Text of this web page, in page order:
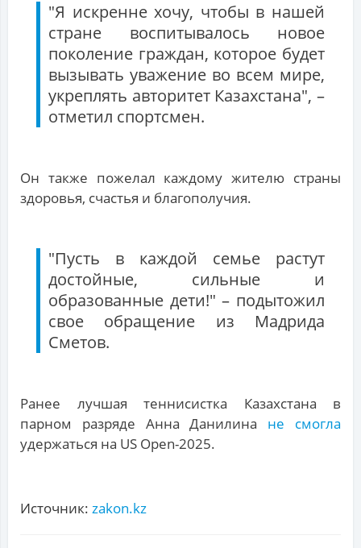
"Я искренне хочу, чтобы в нашей
стране воспитывалось новое
поколение граждан, которое будет
вызывать уважение во всем мире,
укреплять авторитет Казахстана", –
отметил спортсмен.
Он также пожелал каждому жителю страны
здоровья, счастья и благополучия.
"Пусть в каждой семье растут
достойные, сильные и
образованные дети!" – подытожил
свое обращение из Мадрида
Сметов.
Ранее лучшая теннисистка Казахстана в
парном разряде Анна Данилина не смогла
удержаться на US Open-2025.
Источник: zakon.kz